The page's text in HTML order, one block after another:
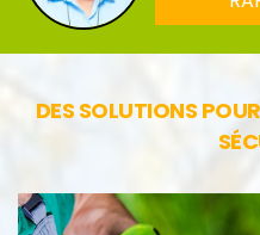
DES SOLUTIONS